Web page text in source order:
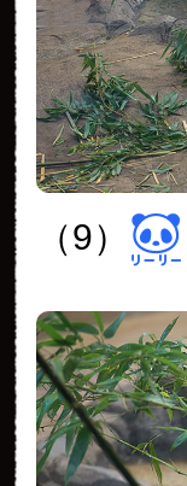
（9）